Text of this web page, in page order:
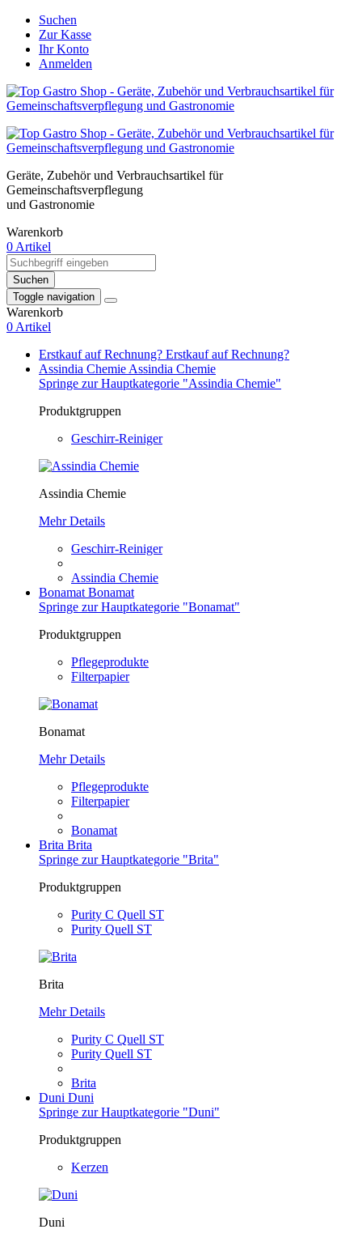
Suchen
Zur Kasse
Ihr Konto
Anmelden
Geräte, Zubehör und Verbrauchsartikel für
Gemeinschaftsverpflegung
und Gastronomie
Warenkorb
0 Artikel
Suchen
Toggle navigation
Warenkorb
0 Artikel
Erstkauf auf Rechnung? Erstkauf auf Rechnung?
Assindia Chemie Assindia Chemie
Springe zur Hauptkategorie "Assindia Chemie"
Produktgruppen
Geschirr-Reiniger
Assindia Chemie
Mehr Details
Geschirr-Reiniger
Assindia Chemie
Bonamat Bonamat
Springe zur Hauptkategorie "Bonamat"
Produktgruppen
Pflegeprodukte
Filterpapier
Bonamat
Mehr Details
Pflegeprodukte
Filterpapier
Bonamat
Brita Brita
Springe zur Hauptkategorie "Brita"
Produktgruppen
Purity C Quell ST
Purity Quell ST
Brita
Mehr Details
Purity C Quell ST
Purity Quell ST
Brita
Duni Duni
Springe zur Hauptkategorie "Duni"
Produktgruppen
Kerzen
Duni